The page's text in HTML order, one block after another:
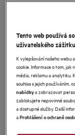
Benefity
Chladnička 6000
Stabilní teplota a
Vnitřní obložení
Tento web používá
uživatelského
K vylepšování našeho webu
cookie. Informace o tom,
média, reklamu a analytiku.
souhlas s jejich používáním,
nabídkya zobrazovat
zablokujete nepovinné
a dostupné služby. Další
aProhlášení o ochraně